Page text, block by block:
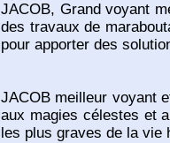
JACOB, Grand voyant
des travaux de
pour apporter des
JACOB meilleur voyant
aux magies célestes et
les plus graves de la vie